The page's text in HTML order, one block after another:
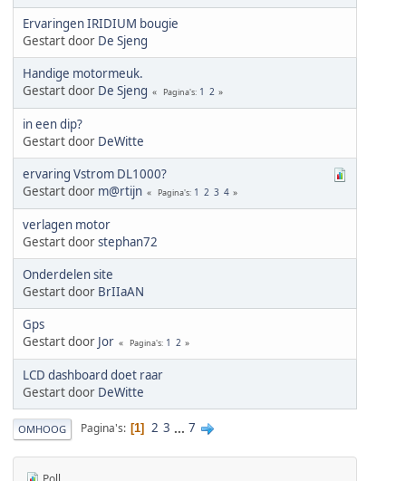
Ervaringen IRIDIUM bougie
Gestart door De Sjeng
Handige motormeuk.
Gestart door De Sjeng Pagina's 1 2
in een dip?
Gestart door DeWitte
ervaring Vstrom DL1000?
Gestart door m@rtijn Pagina's 1 2 3 4
verlagen motor
Gestart doorstephan72
Onderdelen site
Gestart door BrIIaAN
Gps
Gestart door Jor Pagina's 1 2
LCD dashboard doet raar
Gestart door DeWitte
OMHOOG Pagina's 1 2 3 ... 7